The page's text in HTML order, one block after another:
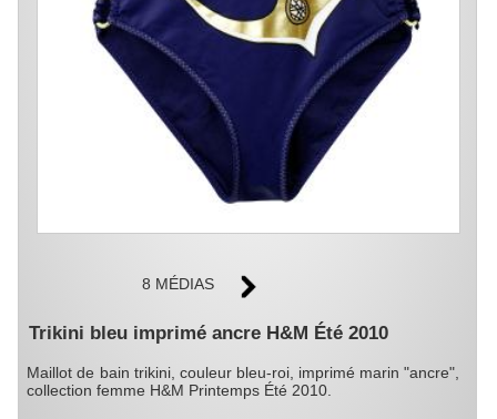
8 MÉDIAS
Trikini bleu imprimé ancre H&M Été 2010
Maillot de bain trikini, couleur bleu-roi, imprimé marin "ancre",
collection femme H&M Printemps Été 2010.